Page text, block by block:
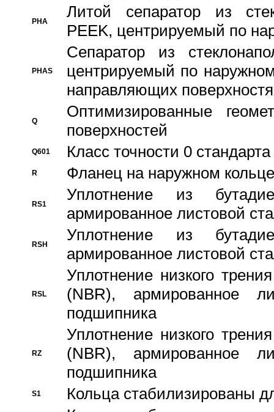
PHA
Литой сепаратор из
PEEK, центрируемый по
PHAS
Сепаратор из
центрируемый по
направляющих
Q
Оптимизированные
поверхностей
Q601 Класс точности 0
R Фланец на наружном кольце
RS1
Уплотнение из
армированное листовой
RSH
Уплотнение из
армированное листовой
RSL
Уплотнение низкого
(NBR), армированное
подшипника
RZ
Уплотнение низкого
(NBR), армированное
подшипника
S1 Кольца стабилизированы